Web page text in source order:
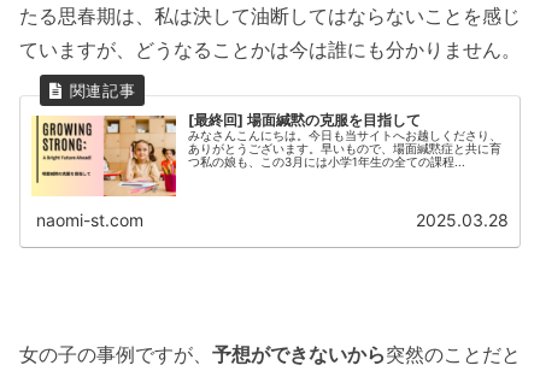
たる思春期は、私は決して油断してはならないことを感じ
ていますが、どうなることかは今は誰にも分かりません。
[最終回] 場面緘黙の克服を目指して
みなさんこんにちは。今日も当サイトへお越しくださり、
ありがとうございます。早いもので、場面緘黙症と共に育
つ私の娘も、この3月には小学1年生の全ての課程...
naomi-st.com 2025.03.28
女の子の事例ですが、 予想ができないから突然のことだと